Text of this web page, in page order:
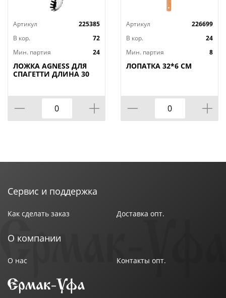
Артикул
225385
В кор.
72
Мин. партия
24
ЛОЖКА AGNESS ДЛЯ
СПАГЕТТИ ДЛИНА 30
Артикул
226699
В кор.
24
Мин. партия
8
ЛОПАТКА 32*6 СМ
Сервис и поддержка
Как сделать заказ Доставка опт.
О компании
О нас Контакты опт.